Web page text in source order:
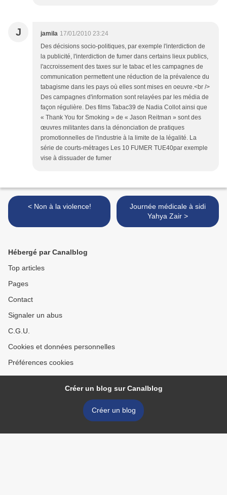
J jamila 17/01/2010 23:24
Des décisions socio-politiques, par exemple l'interdiction de
la publicité, l'interdiction de fumer dans certains lieux publics,
l'accroissement des taxes sur le tabac et les campagnes de
communication permettent une réduction de la prévalence du
tabagisme dans les pays où elles sont mises en oeuvre.<br />
Des campagnes d'information sont relayées par les média de
façon régulière. Des films Tabac39 de Nadia Collot ainsi que
« Thank You for Smoking » de « Jason Reitman » sont des
œuvres militantes dans la dénonciation de pratiques
promotionnelles de l'industrie à la limite de la légalité. La
série de courts-métrages Les 10 FUMER TUE40par exemple
vise à dissuader de fumer
< Non à la violence!
Journée médicale à sidi
Yahya Zair >
Hébergé par Canalblog
Top articles
Pages
Contact
Signaler un abus
C.G.U.
Cookies et données personnelles
Préférences cookies
Créer un blog sur Canalblog
Créer un blog